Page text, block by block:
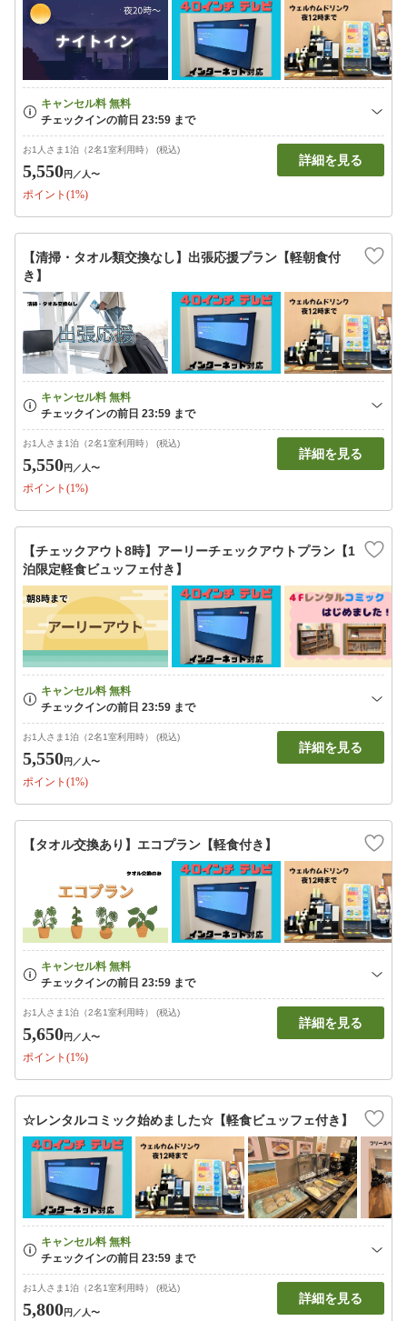
お1人さま1泊（2名1室利用時） (税込)
5,550円 ／人〜
ポイント(1%)
詳細を見る
【清掃・タオル類交換なし】出張応援プラン【軽朝食付
き】
お1人さま1泊（2名1室利用時） (税込)
5,550円 ／人〜
ポイント(1%)
詳細を見る
【チェックアウト8時】アーリーチェックアウトプラン【1
泊限定軽食ビュッフェ付き】
お1人さま1泊（2名1室利用時） (税込)
5,550円 ／人〜
ポイント(1%)
詳細を見る
【タオル交換あり】エコプラン【軽食付き】
お1人さま1泊（2名1室利用時） (税込)
5,650円 ／人〜
ポイント(1%)
詳細を見る
☆レンタルコミック始めました☆【軽食ビュッフェ付き】
お1人さま1泊（2名1室利用時） (税込)
5,800円 ／人〜
詳細を見る